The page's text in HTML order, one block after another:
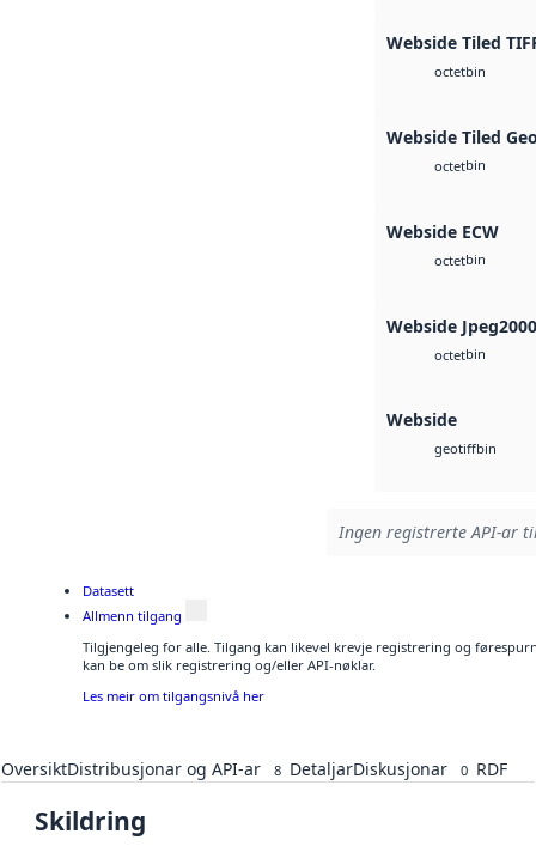
Webside Tiled
octetbin
Webside Tiled
octetbin
Webside ECW
octetbin
Webside Jpeg2000
octetbin
Webside
geotiffbin
Ingen registrerte API-ar
Datasett
Allmenn tilgang
Tilgjengeleg for alle. Tilgang kan likevel krevje registrering og
kan be om slik registrering og/eller API-nøklar.
Les meir om tilgangsnivå her
OversiktDistribusjonar og API-ar 8 DetaljarDiskusjonar 0 RDF
Skildring